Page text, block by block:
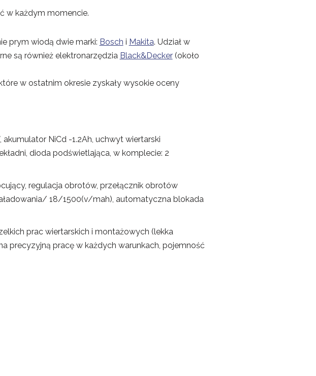
w każdym momencie.
prym wiodą dwie marki: Bosch i Makita. Udział w
są również elektronarzędzia Black&Decker(około
w ostatnim okresie zyskały wysokie oceny
akumulator NiCd -1.2Ah, uchwyt wiertarski
dioda podświetlająca, w komplecie: 2
regulacja obrotów, przełącznik obrotów
18/1500(v/mah), automatyczna blokada
prac wiertarskich i montażowych (lekka
precyzyjną pracę w każdych warunkach, pojemność